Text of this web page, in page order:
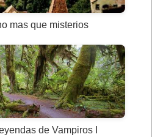
mas que misterios
de Vampiros I